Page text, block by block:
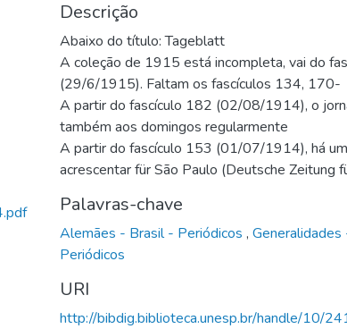
Descrição
Abaixo do título: Tageblatt
A coleção de 1915 está incompleta, vai do
(29/6/1915). Faltam os fascículos 134, 170-
A partir do fascículo 182 (02/08/1914), o
também aos domingos regularmente
A partir do fascículo 153 (01/07/1914), há
acrescentar für São Paulo (Deutsche Zeitung
Palavras-chave
Alemães - Brasil - Periódicos ,
Periódicos
URI
http://bibdig.biblioteca.unesp.br/handle/10/